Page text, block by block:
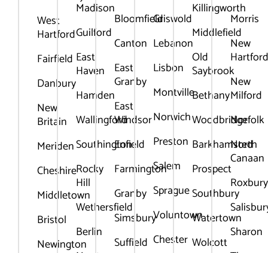
West
Hartford
Fairfield
Danbury
New
Britain
Meriden
Cheshire
Middletown
Bristol
Newington
Madison
Guilford
East
Haven
Hamden
Wallingford
Southington
Rocky
Hill
Wethersfield
Berlin
Bloomfield
Canton
East
Granby
East
Windsor
Enfield
Farmington
Granby
Simsbury
Suffield
Griswold
Lebanon
Lisbon
Montville
Norwich
Preston
Salem
Sprague
Voluntown
Chester
Killingworth
Middlefield
Old
Saybrook
Bethany
Woodbridge
Barkhamsted
Prospect
Southbury
Watertown
Wolcott
Morris
New
New
Milford
Norfolk
North
Canaan
Roxbury
Sharon